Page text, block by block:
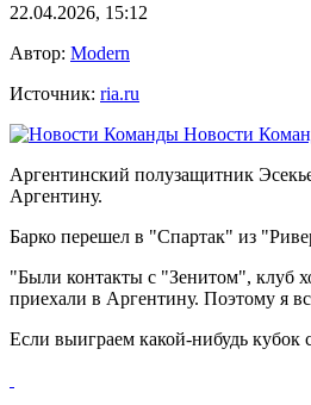
22.04.2026, 15:12
Автор: Modern
Источник: ria.ru
Новости
Аргентинский полузащитник
Аргентину.
Барко перешел в "Спартак" из
"Были контакты с "Зенитом", клуб
приехали в Аргентину. Поэтому я
Если выиграем какой-нибудь кубок